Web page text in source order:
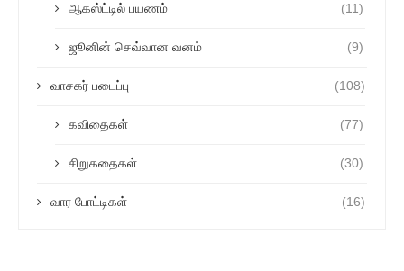
ஆகஸ்ட்டில் பயணம் (11)
ஜூனின் செவ்வான வனம் (9)
வாசகர் படைப்பு (108)
கவிதைகள் (77)
சிறுகதைகள் (30)
வார போட்டிகள் (16)